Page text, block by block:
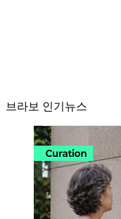
브라보 인기뉴스